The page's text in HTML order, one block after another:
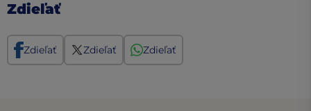
Zdieľať
Zdieľať Zdieľať Zdieľať